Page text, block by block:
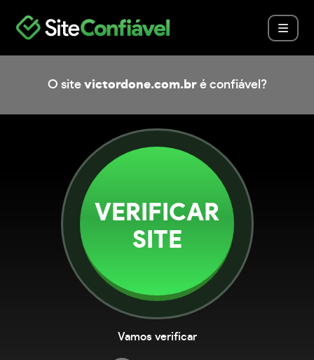
O site victordone.com.bré confiável?
VERIFICAR
SITE
Vamos verificar